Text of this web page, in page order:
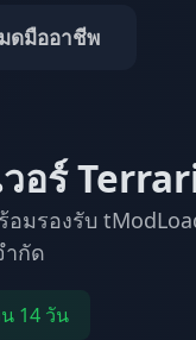
ดมืออาชีพ
อร์
มรองรับ
ำกัด
14 วัน